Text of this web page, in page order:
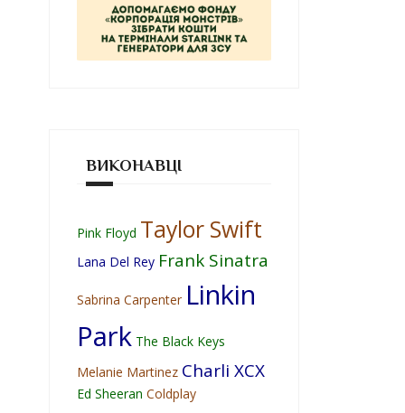
ВИКОНАВЦІ
Pink Floyd Taylor Swift
Lana Del Rey Frank Sinatra
Sabrina Carpenter Linkin
Park The Black Keys
Melanie Martinez Charli XCX
Ed Sheeran Coldplay